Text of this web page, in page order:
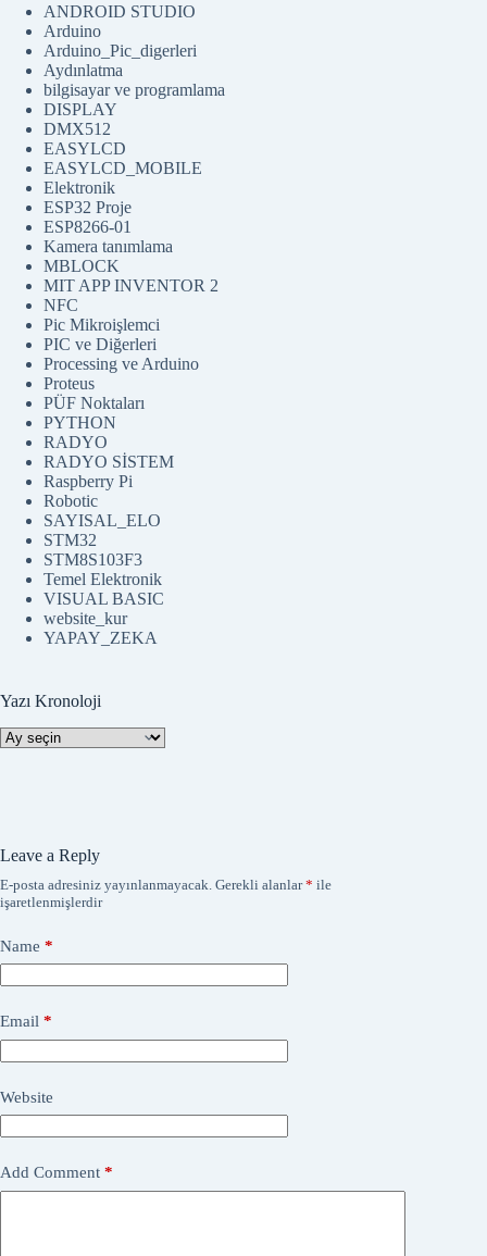
ANDROID STUDIO
Arduino
Arduino_Pic_digerleri
Aydınlatma
bilgisayar ve programlama
DISPLAY
DMX512
EASYLCD
EASYLCD_MOBILE
Elektronik
ESP32 Proje
ESP8266-01
Kamera tanımlama
MBLOCK
MIT APP INVENTOR 2
NFC
Pic Mikroişlemci
PIC ve Diğerleri
Processing ve Arduino
Proteus
PÜF Noktaları
PYTHON
RADYO
RADYO SİSTEM
Raspberry Pi
Robotic
SAYISAL_ELO
STM32
STM8S103F3
Temel Elektronik
VISUAL BASIC
website_kur
YAPAY_ZEKA
Yazı Kronoloji
Yazı
Kronoloji
Leave a Reply
E-posta adresiniz yayınlanmayacak. Gerekli alanlar* ile
işaretlenmişlerdir
Name *
Email *
Website
Add Comment *